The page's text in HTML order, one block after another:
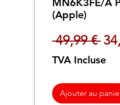
MN6K3FE/A
(Apple)
49,99 €
TVA Incluse
Ajouter au